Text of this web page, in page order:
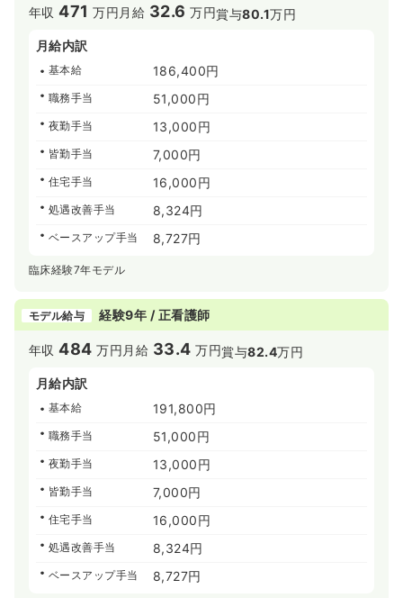
年収471 万円 月給 32.6 万円賞与80.1万円
月給内訳
基本給 186,400円
職務手当 51,000円
夜勤手当 13,000円
皆勤手当 7,000円
住宅手当 16,000円
処遇改善手当 8,324円
ベースアップ手当 8,727円
臨床経験7年モデル
モデル給与 経験9年 / 正看護師
年収484 万円 月給 33.4 万円賞与82.4万円
月給内訳
基本給 191,800円
職務手当 51,000円
夜勤手当 13,000円
皆勤手当 7,000円
住宅手当 16,000円
処遇改善手当 8,324円
ベースアップ手当 8,727円